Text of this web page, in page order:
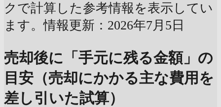
クで計算した参考情報を表示してい
ます。情報更新：2026年7月5日
売却後に「手元に残る金額」の
目安（売却にかかる主な費用を
差し引いた試算）